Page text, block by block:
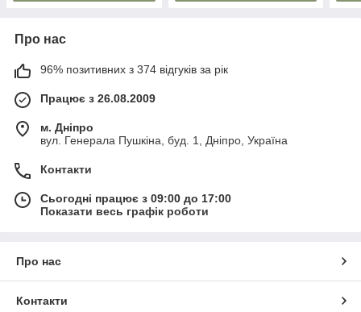
Про нас
96% позитивних з 374 відгуків за рік
Працює з 26.08.2009
м. Дніпро
вул. Генерала Пушкіна, буд. 1, Дніпро, Україна
Контакти
Сьогодні працює з 09:00 до 17:00
Показати весь графік роботи
Про нас
Контакти